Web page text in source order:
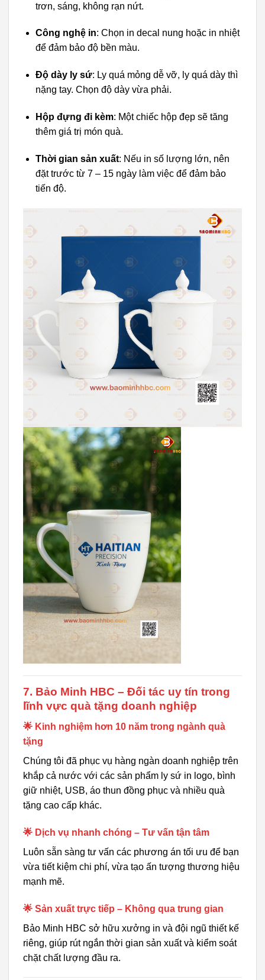
trơn, sáng, không rạn nứt.
Công nghệ in: Chọn in decal nung hoặc in nhiệt
để đảm bảo độ bền màu.
Độ dày ly sứ: Ly quá mỏng dễ vỡ, ly quá dày thì
nặng tay. Chọn độ dày vừa phải.
Hộp đựng đi kèm: Một chiếc hộp đẹp sẽ tăng
thêm giá trị món quà.
Thời gian sản xuất: Nếu in số lượng lớn, nên
đặt trước từ 7 – 15 ngày làm việc để đảm bảo
tiến độ.
7. Bảo Minh HBC – Đối tác uy tín trong
lĩnh vực quà tặng doanh nghiệp
🌟 Kinh nghiệm hơn 10 năm trong ngành quà
tặng
Chúng tôi đã phục vụ hàng ngàn doanh nghiệp trên
khắp cả nước với các sản phẩm ly sứ in logo, bình
giữ nhiệt, USB, áo thun đồng phục và nhiều quà
tặng cao cấp khác.
🌟 Dịch vụ nhanh chóng – Tư vấn tận tâm
Luôn sẵn sàng tư vấn các phương án tối ưu để bạn
vừa tiết kiệm chi phí, vừa tạo ấn tượng thương hiệu
mạnh mẽ.
🌟 Sản xuất trực tiếp – Không qua trung gian
Bảo Minh HBC sở hữu xưởng in và đội ngũ thiết kế
riêng, giúp rút ngắn thời gian sản xuất và kiểm soát
chặt chất lượng đầu ra.